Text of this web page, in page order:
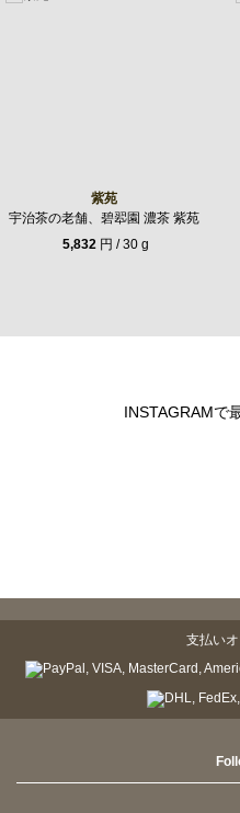
紫苑
宇治茶の老舗、碧翆園 濃茶 紫苑
5,832円 / 30 g
INSTAGRAMで
支払いオ